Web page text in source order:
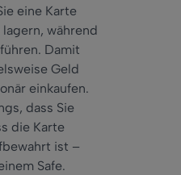
eine Karte
während
Damit
Geld
einkaufen.
dass Sie
die Karte
ist –
Safe.